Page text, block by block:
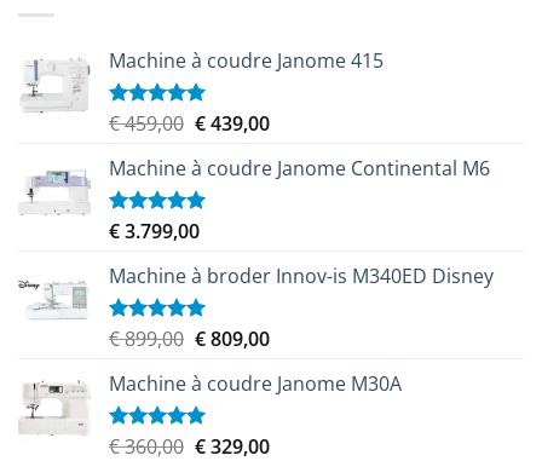
Machine à coudre Janome 415
Note5.00
€459,00 Le
initial
était :
€ 459,00.
€439,00Le
actuel
Machine à coudre Janome Continental M6
Note5.00
€3.799,00
Machine à broder Innov-is M340ED Disney
Note5.00
€899,00 Le
initial
était :
€ 899,00.
€809,00Le
actuel
€ 809,00.
Machine à coudre Janome M30A
Note5.00
€360,00 Le
€329,00Le